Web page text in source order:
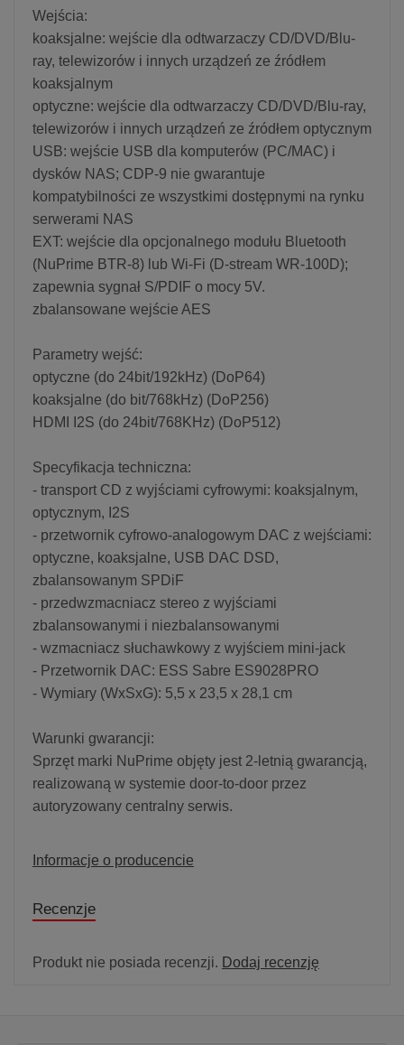
Wejścia:
koaksjalne: wejście dla odtwarzaczy CD/DVD/Blu-
ray, telewizorów i innych urządzeń ze źródłem
koaksjalnym
optyczne: wejście dla odtwarzaczy CD/DVD/Blu-ray,
telewizorów i innych urządzeń ze źródłem optycznym
USB: wejście USB dla komputerów (PC/MAC) i
dysków NAS; CDP-9 nie gwarantuje
kompatybilności ze wszystkimi dostępnymi na rynku
serwerami NAS
EXT: wejście dla opcjonalnego modułu Bluetooth
(NuPrime BTR-8) lub Wi-Fi (D-stream WR-100D);
zapewnia sygnał S/PDIF o mocy 5V.
zbalansowane wejście AES
Parametry wejść:
optyczne (do 24bit/192kHz) (DoP64)
koaksjalne (do bit/768kHz) (DoP256)
HDMI I2S (do 24bit/768KHz) (DoP512)
Specyfikacja techniczna:
- transport CD z wyjściami cyfrowymi: koaksjalnym,
optycznym, I2S
- przetwornik cyfrowo-analogowym DAC z wejściami:
optyczne, koaksjalne, USB DAC DSD,
zbalansowanym SPDiF
- przedwzmacniacz stereo z wyjściami
zbalansowanymi i niezbalansowanymi
- wzmacniacz słuchawkowy z wyjściem mini-jack
- Przetwornik DAC: ESS Sabre ES9028PRO
- Wymiary (WxSxG): 5,5 x 23,5 x 28,1 cm
Warunki gwarancji:
Sprzęt marki NuPrime objęty jest 2-letnią gwarancją,
realizowaną w systemie door-to-door przez
autoryzowany centralny serwis.
Informacje o producencie
Recenzje
Produkt nie posiada recenzji. Dodaj recenzję